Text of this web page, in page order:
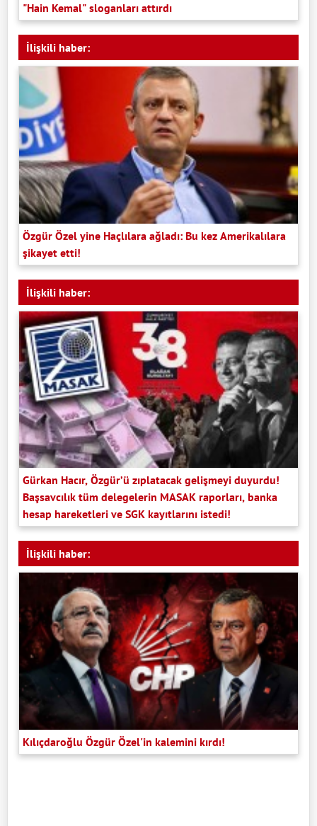
"Hain Kemal" sloganları attırdı
İlişkili haber:
Özgür Özel yine Haçlılara ağladı: Bu kez Amerikalılara
şikayet etti!
İlişkili haber:
Gürkan Hacır, Özgür’ü zıplatacak gelişmeyi duyurdu!
Başsavcılık tüm delegelerin MASAK raporları, banka
hesap hareketleri ve SGK kayıtlarını istedi!
İlişkili haber:
Kılıçdaroğlu Özgür Özel'in kalemini kırdı!